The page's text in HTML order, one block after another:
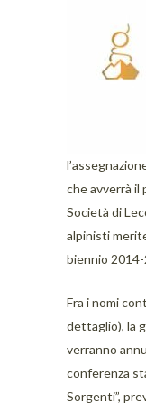
che avverrà il
Società di
alpinisti
biennio
Fra i nomi
dettaglio), la
verranno
conferenza
Sorgenti”,